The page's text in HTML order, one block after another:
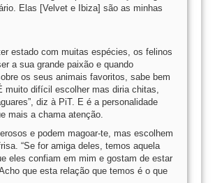
Elas [Velvet e Ibiza] são as minhas
estado com muitas espécies, os felinos
a sua grande paixão e quando
os seus animais favoritos, sabe bem
muito difícil escolher mas diria chitas,
diz à PiT. E é a personalidade
mais a chama atenção.
e podem magoar-te, mas escolhem
“Se for amiga deles, temos aquela
eles confiam em mim e gostam de estar
que esta relação que temos é o que